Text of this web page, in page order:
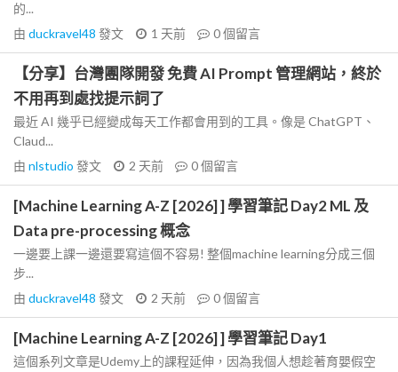
的...
由 duckravel48 發文 1 天前 0個留言
【分享】台灣團隊開發 免費 AI Prompt 管理網站，終於
不用再到處找提示詞了
最近 AI 幾乎已經變成每天工作都會用到的工具。像是 ChatGPT、
Claud...
由 nlstudio 發文 2 天前 0個留言
[Machine Learning A-Z [2026] ] 學習筆記 Day2 ML 及
Data pre-processing 概念
一邊要上課一邊還要寫這個不容易! 整個machine learning分成三個
步...
由 duckravel48 發文 2 天前 0個留言
[Machine Learning A-Z [2026] ] 學習筆記 Day1
這個系列文章是Udemy上的課程延伸，因為我個人想趁著育嬰假空